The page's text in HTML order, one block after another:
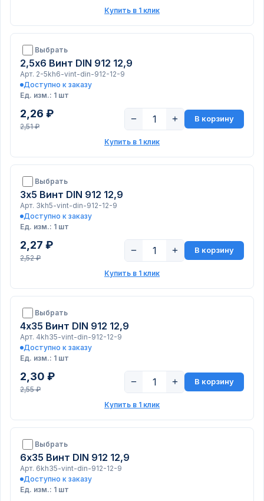
Купить в 1 клик
Выбрать
2,5х6 Винт DIN 912 12,9
Арт. 2-5kh6-vint-din-912-12-9
Доступно к заказу
Ед. изм.: 1 шт
2,26 ₽
2,51 ₽
− + В корзину
Купить в 1 клик
Выбрать
3х5 Винт DIN 912 12,9
Арт. 3kh5-vint-din-912-12-9
Доступно к заказу
Ед. изм.: 1 шт
2,27 ₽
2,52 ₽
− + В корзину
Купить в 1 клик
Выбрать
4х35 Винт DIN 912 12,9
Арт. 4kh35-vint-din-912-12-9
Доступно к заказу
Ед. изм.: 1 шт
2,30 ₽
2,55 ₽
− + В корзину
Купить в 1 клик
Выбрать
6х35 Винт DIN 912 12,9
Арт. 6kh35-vint-din-912-12-9
Доступно к заказу
Ед. изм.: 1 шт